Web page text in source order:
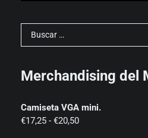
Buscar:
Merchandising del
Camiseta VGA mini.
€17,25 - €20,50Rango